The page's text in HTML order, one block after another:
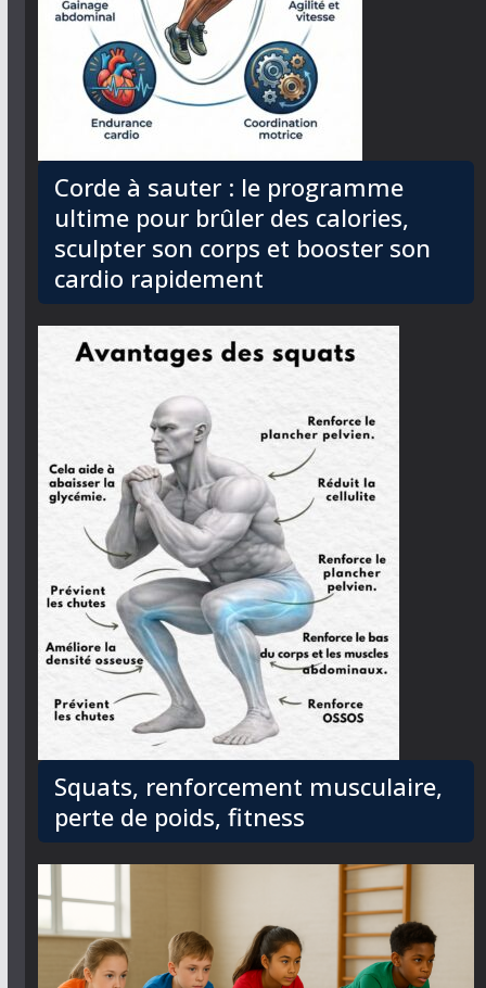
Corde à sauter : le programme
ultime pour brûler des calories,
sculpter son corps et booster son
cardio rapidement
Squats, renforcement musculaire,
perte de poids, fitness